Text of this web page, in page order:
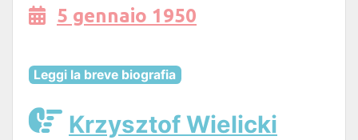
5 gennaio 1950
Leggi la breve biografia
Krzysztof Wielicki